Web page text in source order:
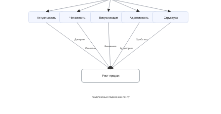
Актуальность Читаемость Визуализация Адаптивность Структура
Рост продаж
Доверие
Понятно
Внимание
Аудитория
Удобство
Комплексный подход к контенту